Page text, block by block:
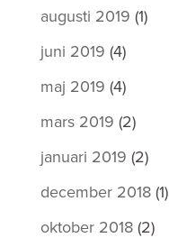
augusti 2019 (1)
juni 2019 (4)
maj 2019 (4)
mars 2019 (2)
januari 2019 (2)
december 2018(1)
oktober 2018(2)